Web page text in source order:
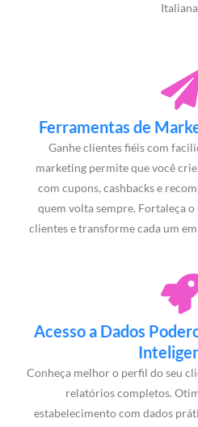
Ferramentas de
Ganhe clientes fiéis com
marketing permite que você
com cupons, cashbacks e
quem volta sempre. Fortaleça
clientes e transforme cada um
Acesso a Dados
Conheça melhor o perfil do seu
relatórios completos.
estabelecimento com dados